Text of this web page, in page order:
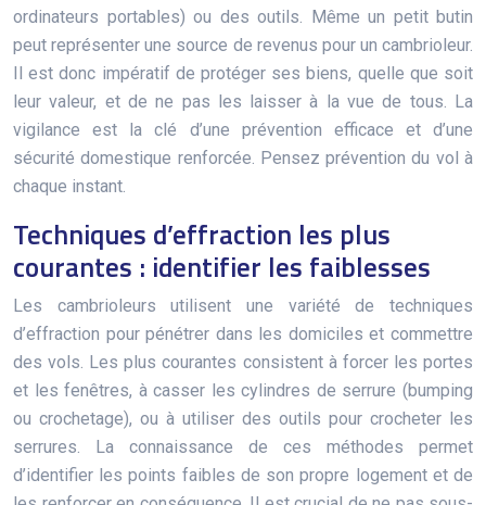
ordinateurs portables) ou des outils. Même un petit butin
peut représenter une source de revenus pour un cambrioleur.
Il est donc impératif de protéger ses biens, quelle que soit
leur valeur, et de ne pas les laisser à la vue de tous. La
vigilance est la clé d’une prévention efficace et d’une
sécurité domestique renforcée. Pensez prévention du vol à
chaque instant.
Techniques d’effraction les plus
courantes : identifier les faiblesses
Les cambrioleurs utilisent une variété de techniques
d’effraction pour pénétrer dans les domiciles et commettre
des vols. Les plus courantes consistent à forcer les portes
et les fenêtres, à casser les cylindres de serrure (bumping
ou crochetage), ou à utiliser des outils pour crocheter les
serrures. La connaissance de ces méthodes permet
d’identifier les points faibles de son propre logement et de